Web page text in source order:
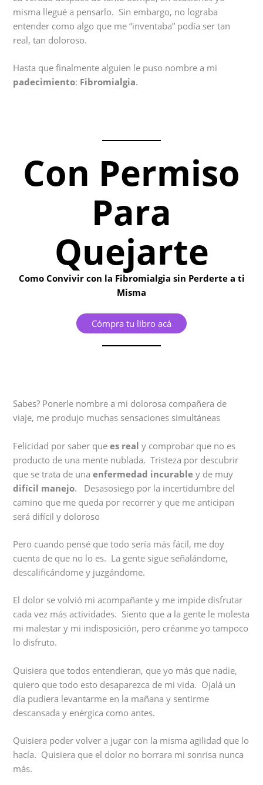
misma llegué a pensarlo. Sin embargo, no lograba
entender como algo que me “inventaba” podía ser tan
real, tan doloroso.
Hasta que finalmente alguien le puso nombre a mi
padecimiento: Fibromialgia.
Con Permiso
Para
Quejarte
Como Convivir con la Fibromialgia sin Perderte a ti
Misma
Cómpra tu libro acá
Sabes? Ponerle nombre a mi dolorosa compañera de
viaje, me produjo muchas sensaciones simultáneas
Felicidad por saber quees real y comprobar que no es
producto de una mente nublada. Tristeza por descubrir
que se trata de una enfermedad incurable y de muy
difícil manejo. Desasosiego por la incertidumbre del
camino que me queda por recorrer y que me anticipan
será difícil y doloroso
Pero cuando pensé que todo sería más fácil, me doy
cuenta de que no lo es. La gente sigue señalándome,
descalificándome y juzgándome.
El dolor se volvió mi acompañante y me impide disfrutar
cada vez más actividades. Siento que a la gente le molesta
mi malestar y mi indisposición, pero créanme yo tampoco
lo disfruto.
Quisiera que todos entendieran, que yo más que nadie,
quiero que todo esto desaparezca de mi vida. Ojalá un
día pudiera levantarme en la mañana y sentirme
descansada y enérgica como antes.
Quisiera poder volver a jugar con la misma agilidad que lo
hacía. Quisiera que el dolor no borrara mi sonrisa nunca
más.